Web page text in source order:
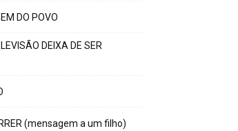
DO POVO
DEIXA DE SER
(mensagem a um filho)